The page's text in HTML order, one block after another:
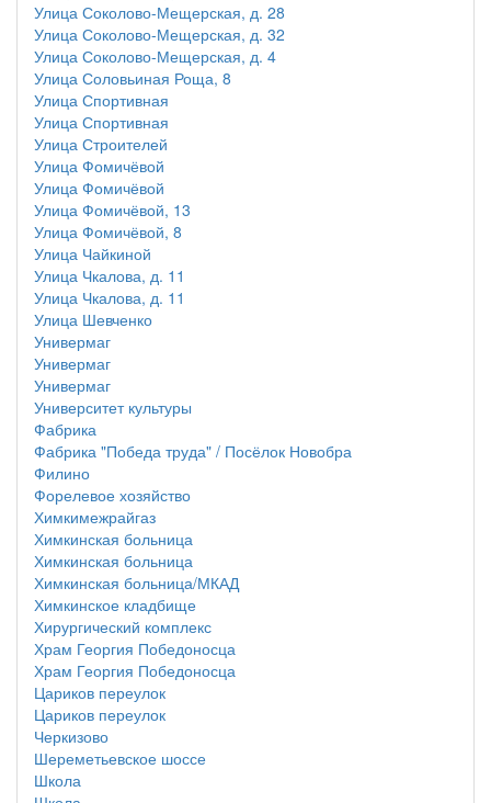
Улица Соколово-Мещерская, д. 28
Улица Соколово-Мещерская, д. 32
Улица Соколово-Мещерская, д. 4
Улица Соловьиная Роща, 8
Улица Спортивная
Улица Спортивная
Улица Строителей
Улица Фомичёвой
Улица Фомичёвой
Улица Фомичёвой, 13
Улица Фомичёвой, 8
Улица Чайкиной
Улица Чкалова, д. 11
Улица Чкалова, д. 11
Улица Шевченко
Универмаг
Универмаг
Универмаг
Университет культуры
Фабрика
Фабрика "Победа труда" / Посёлок Новобра
Филино
Форелевое хозяйство
Химкимежрайгаз
Химкинская больница
Химкинская больница
Химкинская больница/МКАД
Химкинское кладбище
Хирургический комплекс
Храм Георгия Победоносца
Храм Георгия Победоносца
Цариков переулок
Цариков переулок
Черкизово
Шереметьевское шоссе
Школа